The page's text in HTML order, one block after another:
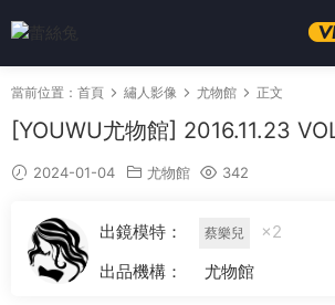
當前位置： 首頁 繡人影像 尤物館 正文
[YOUWU尤物館] 2016.11.23
2024-01-04 尤物館 342
出鏡模特： 蔡樂兒
×2
出品機構：
尤物館